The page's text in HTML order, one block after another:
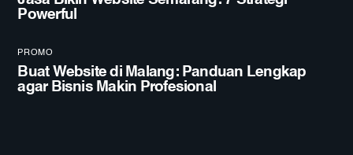
Powerful
PROMO
Buat Website di Malang: Panduan Lengkap
agar Bisnis Makin Profesional